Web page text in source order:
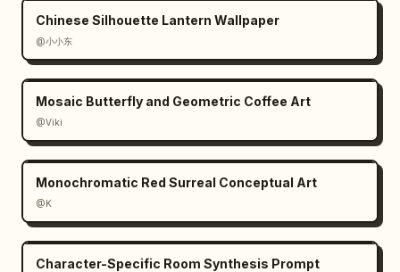
Chinese Silhouette Lantern Wallpaper
@小小东
Mosaic Butterfly and Geometric Coffee Art
@Viki
Monochromatic Red Surreal Conceptual Art
@K
Character-Specific Room Synthesis Prompt